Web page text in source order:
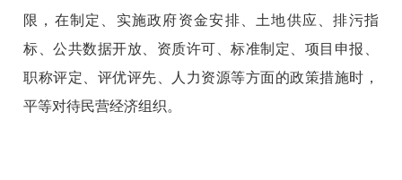
限，在制定、实施政府资金安排、土地供应、排污指
标、公共数据开放、资质许可、标准制定、项目申报、
职称评定、评优评先、人力资源等方面的政策措施时，
平等对待民营经济组织。